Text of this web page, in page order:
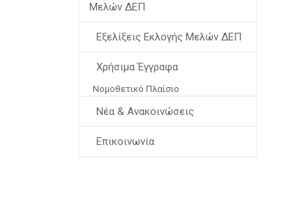
Μελών ΔΕΠ
Εξελίξεις Εκλογής Μελών ΔΕΠ
Χρήσιμα Έγγραφα
Νομοθετικό Πλαίσιο
Νέα & Ανακοινώσεις
Επικοινωνία